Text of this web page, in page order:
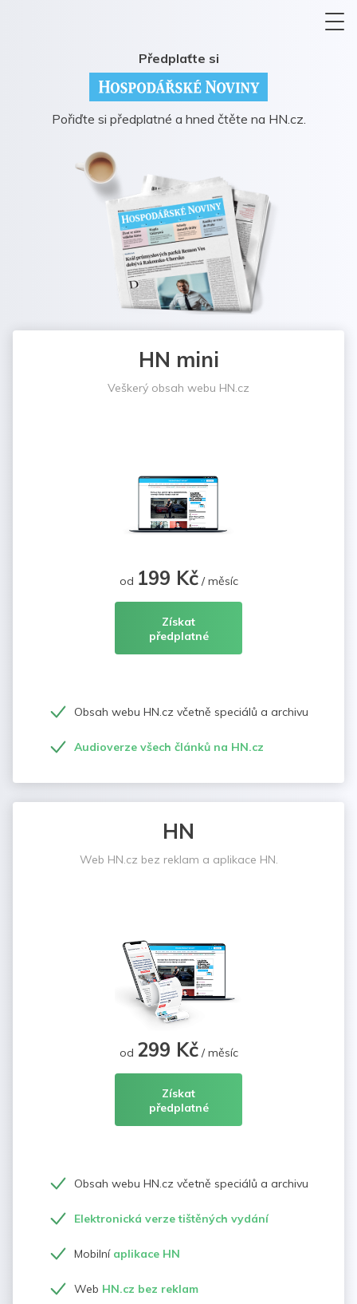
Předplaťte si
Pořiďte si předplatné a hned čtěte na HN.cz.
HN mini
Veškerý obsah webu HN.cz
od 199 Kč/ měsíc
Získat
předplatné
Obsah webu HN.cz včetně speciálů a archivu
Audioverze všech článků na HN.cz
HN
Web HN.cz bez reklam a aplikace HN.
od 299 Kč/ měsíc
Získat
předplatné
Obsah webu HN.cz včetně speciálů a archivu
Elektronická verze tištěných vydání
Mobilní aplikace HN
Web HN.cz bez reklam